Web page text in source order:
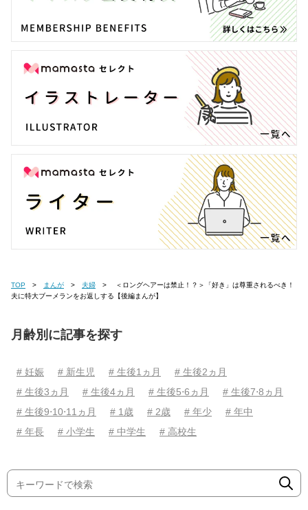
TOP まんが 夫婦
夫に特大ブーメランをお返しする【後編まんが】
月齢別に記事を探す
# 妊娠 # 新生児 # 生後1ヵ月
# 生後2ヵ月
# 生後3ヵ月
# 生後4ヵ月 # 生後5⋅6ヵ月
# 生後7⋅8ヵ月
# 生後9⋅10⋅11ヵ月
# 1歳 # 2歳 # 年少
# 年中
# 年長
# 小学生 # 中学生 # 高校生